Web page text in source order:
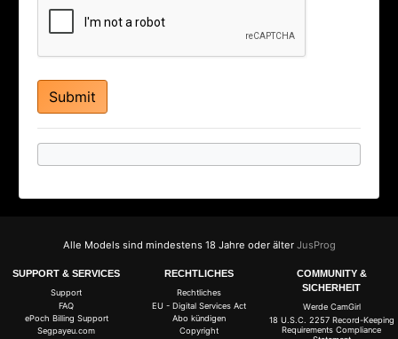
Alle Models sind mindestens 18 Jahre oder älter JusProg
SUPPORT & SERVICES
Support
FAQ
ePoch Billing Support
Segpayeu.com
RECHTLICHES
Rechtliches
EU - Digital Services Act
Abo kündigen
Copyright
COMMUNITY &
SICHERHEIT
Werde CamGirl
18 U.S.C. 2257 Record-Keeping
Requirements Compliance